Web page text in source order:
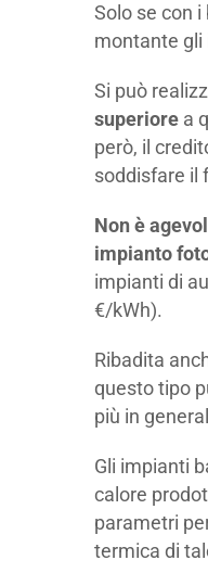
Solo se con
montante gli
Si può
superiore a
però, il
soddisfare il
Non è
impianto
impianti di
€/kWh).
Ribadita
questo tipo
più in
Gli impianti
calore
parametri
termica di